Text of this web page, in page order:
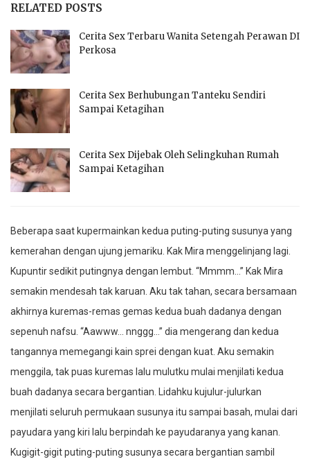
RELATED POSTS
Cerita Sex Terbaru Wanita Setengah Perawan DI
Perkosa
Cerita Sex Berhubungan Tanteku Sendiri
Sampai Ketagihan
Cerita Sex Dijebak Oleh Selingkuhan Rumah
Sampai Ketagihan
Beberapa saat kupermainkan kedua puting-puting susunya yang
kemerahan dengan ujung jemariku. Kak Mira menggelinjang lagi.
Kupuntir sedikit putingnya dengan lembut. “Mmmm…” Kak Mira
semakin mendesah tak karuan. Aku tak tahan, secara bersamaan
akhirnya kuremas-remas gemas kedua buah dadanya dengan
sepenuh nafsu. “Aawww… nnggg…” dia mengerang dan kedua
tangannya memegangi kain sprei dengan kuat. Aku semakin
menggila, tak puas kuremas lalu mulutku mulai menjilati kedua
buah dadanya secara bergantian. Lidahku kujulur-julurkan
menjilati seluruh permukaan susunya itu sampai basah, mulai dari
payudara yang kiri lalu berpindah ke payudaranya yang kanan.
Kugigit-gigit puting-puting susunya secara bergantian sambil